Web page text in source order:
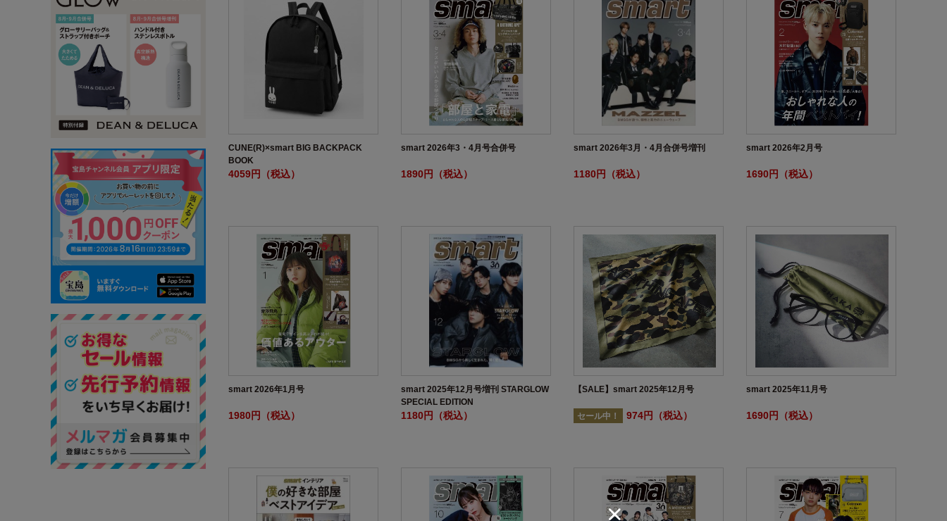
CUNE(R)×smart BIG BACKPACK
BOOK
4059円（税込）
smart 2026年3・4月号合併号
1890円（税込）
smart 2026年3月・4月合併号増刊
1180円（税込）
smart 2026年2月号
1690円（税込）
smart 2026年1月号
1980円（税込）
smart 2025年12月号増刊 STARGLOW
SPECIAL EDITION
1180円（税込）
【SALE】smart 2025年12月号
セール中！ 974円（税込）
smart 2025年11月号
1690円（税込）